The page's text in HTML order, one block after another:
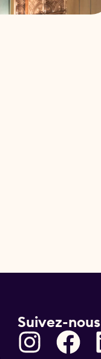
Suivez-nous